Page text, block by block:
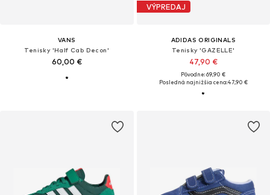
VANS
Tenisky 'Half Cab Decon'
60,00 €
VÝPREDAJ
ADIDAS ORIGINALS
Tenisky 'GAZELLE'
47,90 €
Pôvodne: 69,90 €
Posledná najnižšia cena:47,90 €